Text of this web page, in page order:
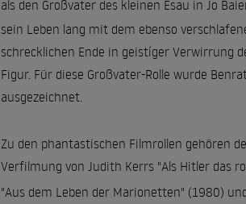
als den Großvater des kleinen Esau in Jo
sein Leben lang mit dem ebenso
schrecklichen Ende in geistíger Verwirrung
Figur. Für diese Großvater-Rolle wurde
ausgezeichnet.
Zu den phantastischen Filmrollen gehören
Verfilmung von Judith Kerrs "Als Hitler das
"Aus dem Leben der Marionetten" (1980)